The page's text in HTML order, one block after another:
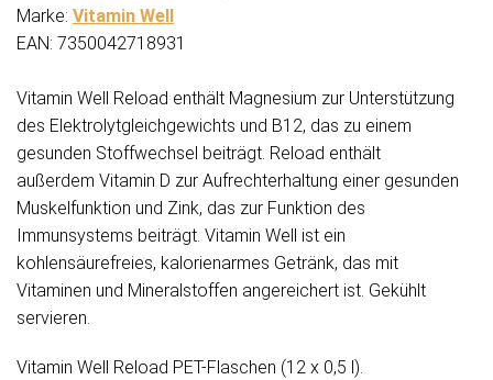
Marke: Vitamin Well
EAN: 7350042718931
Vitamin Well Reload enthält Magnesium zur Unterstützung
des Elektrolytgleichgewichts und B12, das zu einem
gesunden Stoffwechsel beiträgt. Reload enthält
außerdem Vitamin D zur Aufrechterhaltung einer gesunden
Muskelfunktion und Zink, das zur Funktion des
Immunsystems beiträgt. Vitamin Well ist ein
kohlensäurefreies, kalorienarmes Getränk, das mit
Vitaminen und Mineralstoffen angereichert ist. Gekühlt
servieren.
Vitamin Well Reload PET-Flaschen (12 x 0,5 l).